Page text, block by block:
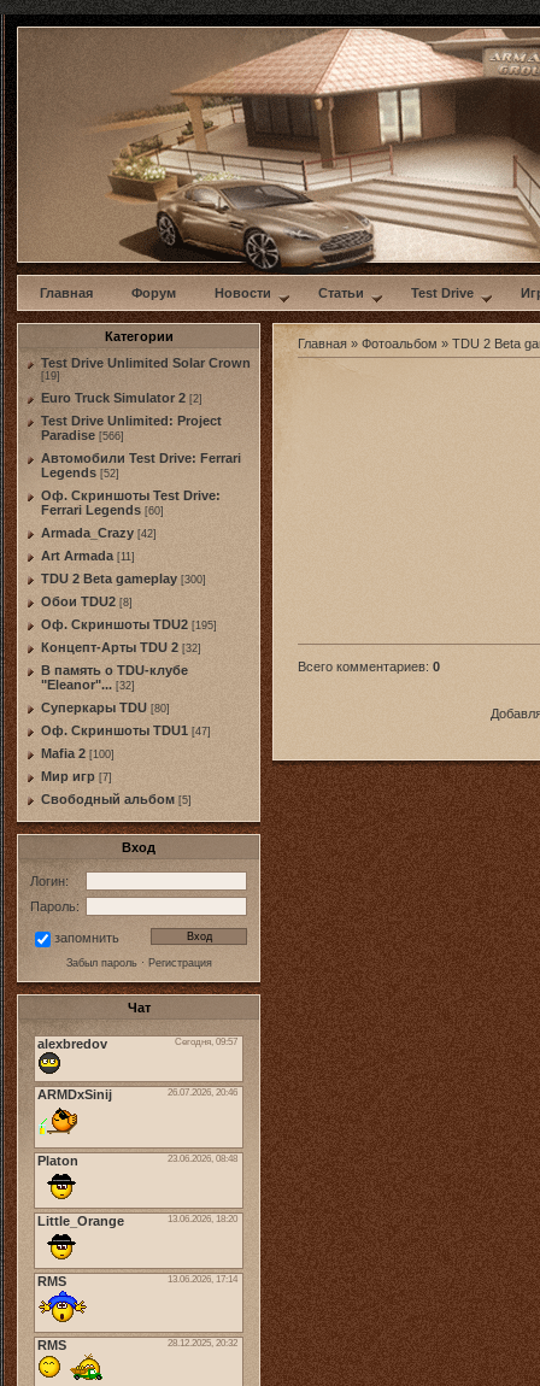
w
Главная Форум Новости Статьи Test Drive
Категории
Test Drive Unlimited Solar Crown
[19]
Euro Truck Simulator 2 [2]
Test Drive Unlimited: Project
Paradise [566]
Автомобили Test Drive: Ferrari
Legends [52]
Оф. Скриншоты Test Drive:
Ferrari Legends [60]
Armada_Crazy [42]
Art Armada [11]
TDU 2 Beta gameplay [300]
Обои TDU2 [8]
Оф. Скриншоты TDU2 [195]
Концепт-Арты TDU 2 [32]
В память о TDU-клубе
"Eleanor"... [32]
Суперкары TDU [80]
Оф. Скриншоты TDU1 [47]
Mafia 2 [100]
Мир игр [7]
Свободный альбом [5]
Вход
Логин:
Пароль:
запомнить
Забыл пароль· Регистрация
Чат
Главная » Фотоальбом » TDU 2 Beta
Всего комментариев: 0